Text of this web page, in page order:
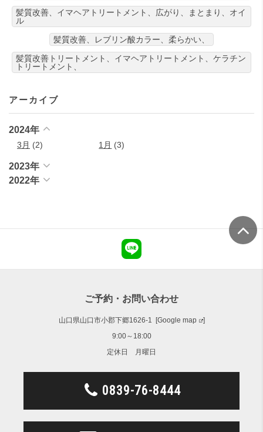
髪質改善、イマヘアトリートメント、広がり、まとまり、オイ
ル
髪質改善、レブリン酸カラー、柔らかい、
髪質改善トリートメント、イマヘアトリートメント、ケラチン
トリートメント、
アーカイブ
2024年
3月 (2) 1月 (3)
2023年
2022年
ご予約・お問い合わせ
山口県山口市小郡下郷1626-1 [Google map
]
9:00～18:00
定休日 月曜日
0839-76-8444